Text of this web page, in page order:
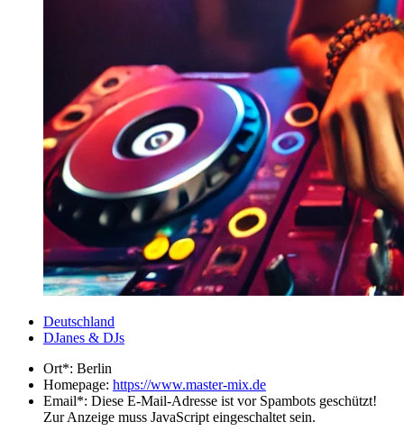
Deutschland
DJanes & DJs
Ort*: Berlin
Homepage: https://www.master-mix.de
Email*: Diese E-Mail-Adresse ist vor Spambots geschützt!
Zur Anzeige muss JavaScript eingeschaltet sein.